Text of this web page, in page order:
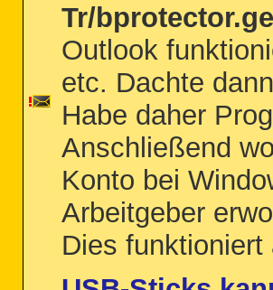
Tr/
Outlook
etc. Dachte
Habe daher
Anschließend
Konto bei
Arbeitgeber
Dies